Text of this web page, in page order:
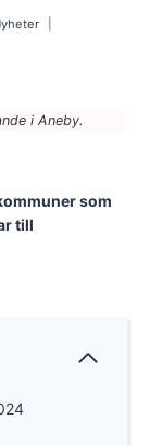
i Aneby.
som
till